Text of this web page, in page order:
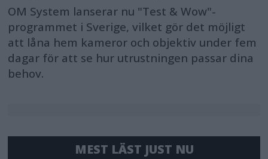
OM System lanserar nu "Test & Wow"-
programmet i Sverige, vilket gör det möjligt
att låna hem kameror och objektiv under fem
dagar för att se hur utrustningen passar dina
behov.
MEST LÄST JUST NU